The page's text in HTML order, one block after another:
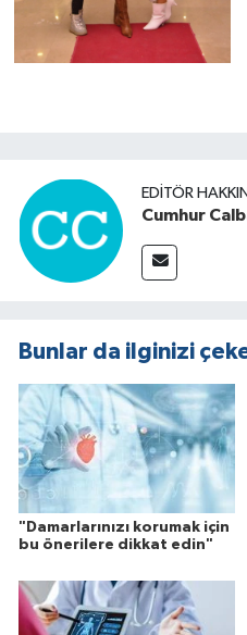
EDITÖR
Cumhur
Bunlar da ilginizi
"Damarlarınızı korumak için
bu önerilere dikkat edin"